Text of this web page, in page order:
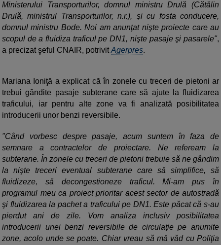
Ministerului Transporturilor, domnul ministru Drulă (Cătălin
Drulă, ministrul Transporturilor, n.r.), şi cu fosta conducere,
domnul ministru Bode. Noi am anunţat nişte proiecte care au
scopul de a fluidiza traficul pe DN1, nişte pasaje şi pasarele",
a precizat şeful CNAIR, potrivitAgerpres.
Mariana Ioniţă a explicat că în zonele cu treceri de pietoni ar
trebui gândite pasaje subterane care să ajute la fluidizarea
traficului, iar pentru alte zone va fi analizată posibilitatea
introducerii unor benzi reversibile.
"Când vorbesc despre pasaje, acum suntem în faza de
semnare a contractelor de proiectare. Ne refeream la
subterane. În zonele cu treceri de pietoni trebuie să ne gândim
la nişte treceri eventual subterane care să simplifice, să
fluidizeze, să decongestioneze traficul. Mi-am pus în
programul meu ca proiect prioritar acest sector de autostradă
şi fluidizarea la pachet a traficului pe DN1. Este păcat că s-au
pierdut ani de zile. Vom analiza inclusiv posibilitatea
introducerii unei benzi reversibile de circulaţie pe anumite
zone, acolo unde se poate. Chiar vreau să mă văd cu Poliţia